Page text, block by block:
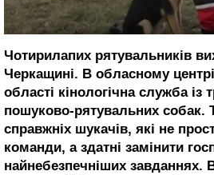
Чотирилапих рятувальників
Черкащині. В обласному
області кінологічна служба із
пошуково-рятувальних собак.
справжніх шукачів, які не
команди, а здатні замінити
найнебезпечніших